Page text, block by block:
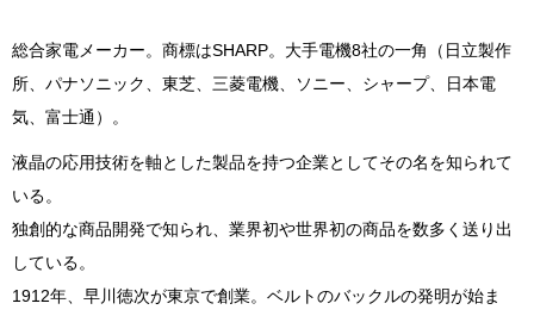
総合家電メーカー。商標はSHARP。大手電機8社の一角（日立製作
所、パナソニック、東芝、三菱電機、ソニー、シャープ、日本電
気、富士通）。
液晶の応用技術を軸とした製品を持つ企業としてその名を知られて
いる。
独創的な商品開発で知られ、業界初や世界初の商品を数多く送り出
している。
1912年、早川徳次が東京で創業。ベルトのバックルの発明が始ま